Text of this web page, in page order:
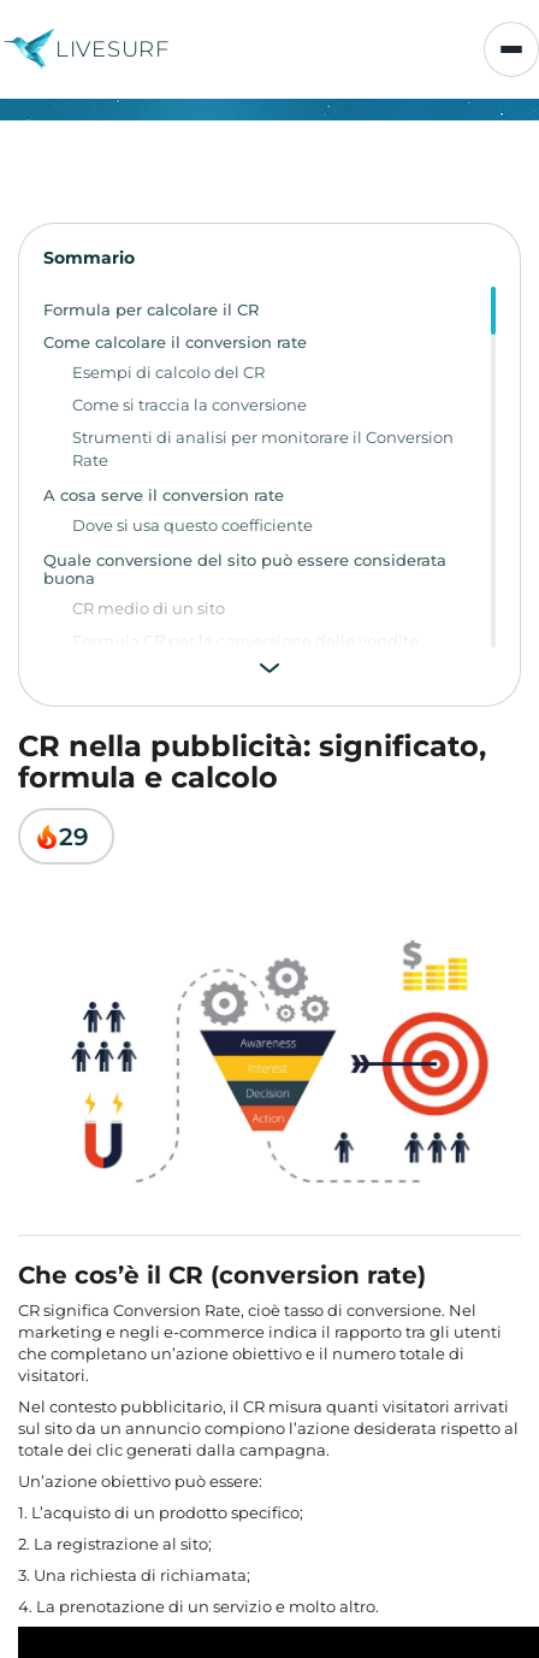
LIVESURF
Sommario
Formula per calcolare il CR
Come calcolare il conversion rate
Esempi di calcolo del CR
Come si traccia la conversione
Strumenti di analisi per monitorare il Conversion
Rate
A cosa serve il conversion rate
Dove si usa questo coefficiente
Quale conversione del sito può essere considerata
buona
CR medio di un sito
Formula CR per la conversione delle vendite
Come aumentare il CR: 5 consigli
Conversione pubblicitaria CR per obiettivi
CR nella pubblicità: significato,
formula e calcolo
29
Che cos’è il CR (conversion rate)
CR significa Conversion Rate, cioè tasso di conversione. Nel
marketing e negli e-commerce indica il rapporto tra gli utenti
che completano un’azione obiettivo e il numero totale di
visitatori.
Nel contesto pubblicitario, il CR misura quanti visitatori arrivati
sul sito da un annuncio compiono l’azione desiderata rispetto al
totale dei clic generati dalla campagna.
Un’azione obiettivo può essere:
1. L’acquisto di un prodotto specifico;
2. La registrazione al sito;
3. Una richiesta di richiamata;
4. La prenotazione di un servizio e molto altro.